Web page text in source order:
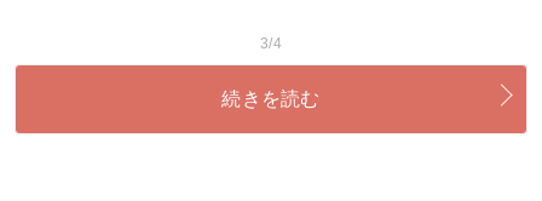
3/4
続きを読む